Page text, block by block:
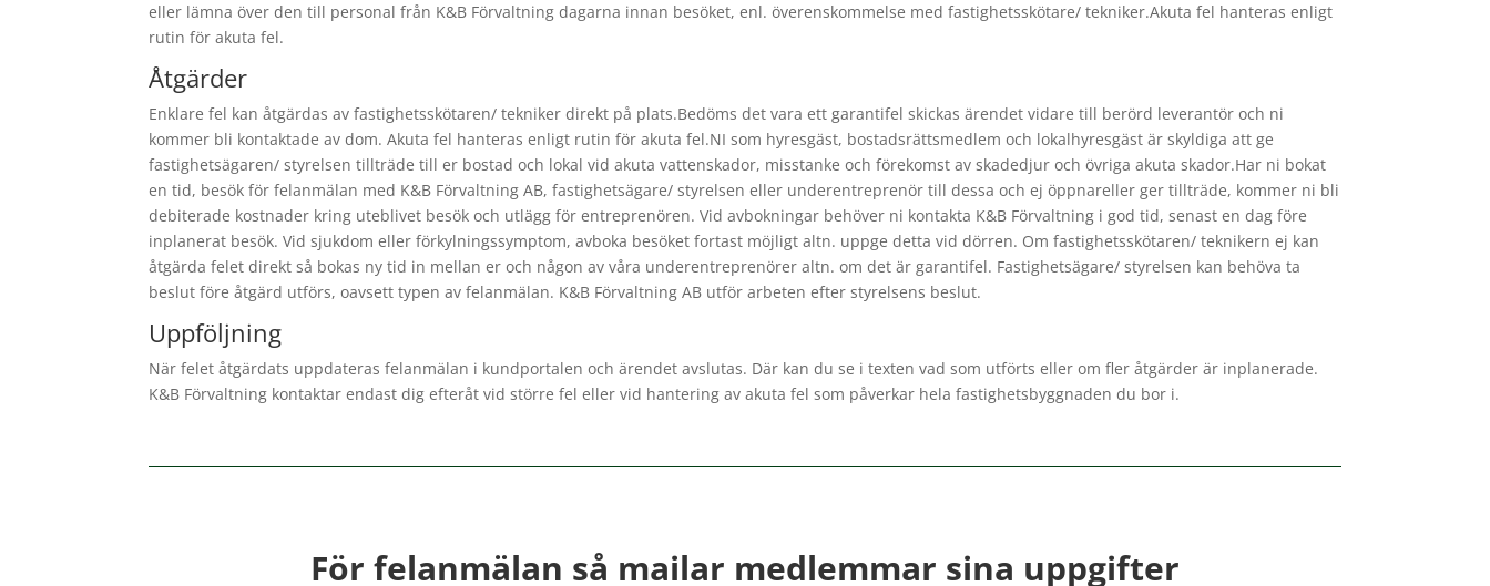
eller lämna över den till personal från K&B Förvaltning dagarna innan besöket, enl. överenskommelse med fastighetsskötare/ tekniker.Akuta fel hanteras enligt
rutin för akuta fel.
Åtgärder
Enklare fel kan åtgärdas av fastighetsskötaren/ tekniker direkt på plats.Bedöms det vara ett garantifel skickas ärendet vidare till berörd leverantör och ni
kommer bli kontaktade av dom. Akuta fel hanteras enligt rutin för akuta fel.NI som hyresgäst, bostadsrättsmedlem och lokalhyresgäst är skyldiga att ge
fastighetsägaren/ styrelsen tillträde till er bostad och lokal vid akuta vattenskador, misstanke och förekomst av skadedjur och övriga akuta skador.Har ni bokat
en tid, besök för felanmälan med K&B Förvaltning AB, fastighetsägare/ styrelsen eller underentreprenör till dessa och ej öppnareller ger tillträde, kommer ni bli
debiterade kostnader kring uteblivet besök och utlägg för entreprenören. Vid avbokningar behöver ni kontakta K&B Förvaltning i god tid, senast en dag före
inplanerat besök. Vid sjukdom eller förkylningssymptom, avboka besöket fortast möjligt altn. uppge detta vid dörren. Om fastighetsskötaren/ teknikern ej kan
åtgärda felet direkt så bokas ny tid in mellan er och någon av våra underentreprenörer altn. om det är garantifel. Fastighetsägare/ styrelsen kan behöva ta
beslut före åtgärd utförs, oavsett typen av felanmälan. K&B Förvaltning AB utför arbeten efter styrelsens beslut.
Uppföljning
När felet åtgärdats uppdateras felanmälan i kundportalen och ärendet avslutas. Där kan du se i texten vad som utförts eller om fler åtgärder är inplanerade.
K&B Förvaltning kontaktar endast dig efteråt vid större fel eller vid hantering av akuta fel som påverkar hela fastighetsbyggnaden du bor i.
För felanmälan så mailar medlemmar sina uppgifter